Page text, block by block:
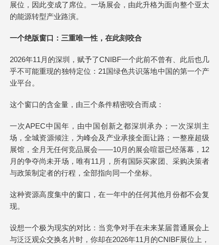
展位，因此变成了席位。一场展会，由此升格为面向整个亚太
的能源转型产业路演。
一个绝版窗口：三重唯一性，在此刻咬合
2026年11月的深圳，赋予了CNIBF一个此前不曾有、此后也几
乎不可能重现的独特定位：21国绿色共识落地中国的第一个产
业平台。
这个窗口的含金量，由三个条件精密咬合而成：
一次APEC中国年，由中国创新之都深圳承办；一次深圳主
场，全城资源倾注，为峰会及产业承接全面让路；一整座超级
展馆，全月无任何竞品展会——10月的展会喧嚣已经落幕，12
月的争夺尚未开场，唯有11月，所有国际买家团、采购决策者
与政策制定者的行程，全部指向同一个坐标。
这种资源高度集中的窗口，在一年中的任何其他月份都不会复
现。
设想一个极为现实的对比：当竞争对手在未来某届普通展会上
与泛泛观众交换名片时，你却在2026年11月的CNIBF展位上，